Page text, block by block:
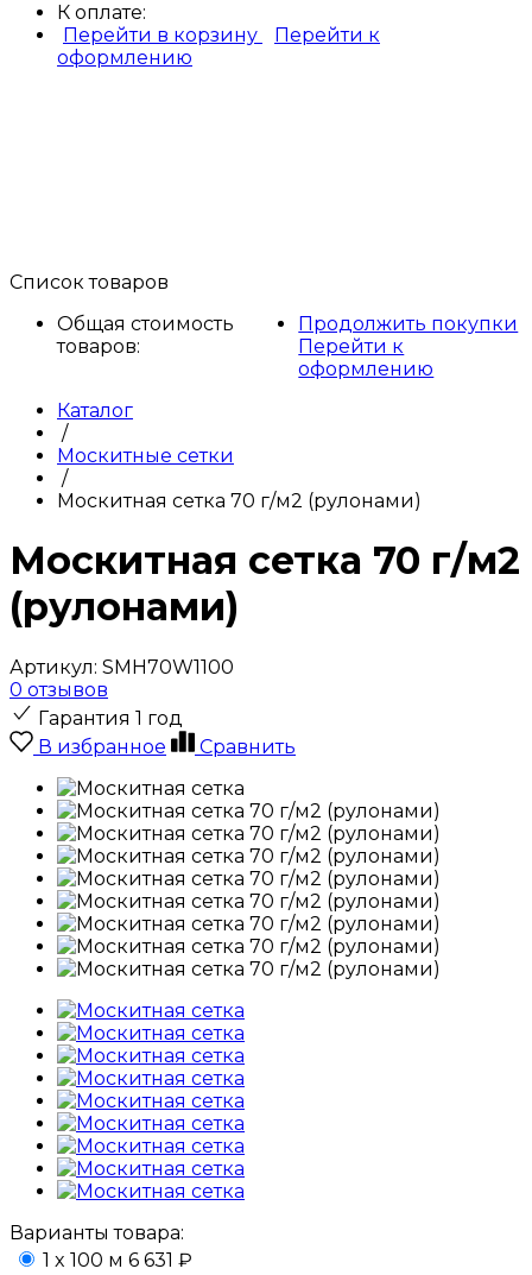
К оплате:
Перейти в корзину
Перейти к
оформлению
Список товаров
Общая стоимость
товаров:
Продолжить покупки
Перейти к
оформлению
Каталог
/
Москитные сетки
/
Москитная сетка 70 г/м2 (рулонами)
Москитная сетка 70 г/м2
(рулонами)
Артикул: SMH70W1100
0 отзывов
Гарантия 1 год
В избранное
Сравнить
Варианты товара:
1 x 100 м 6 631 ₽